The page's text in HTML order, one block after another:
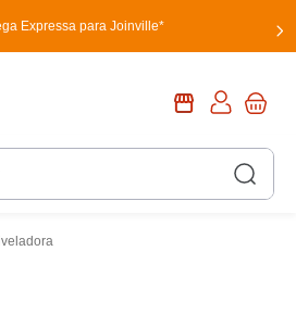
Expressa para Joinville*